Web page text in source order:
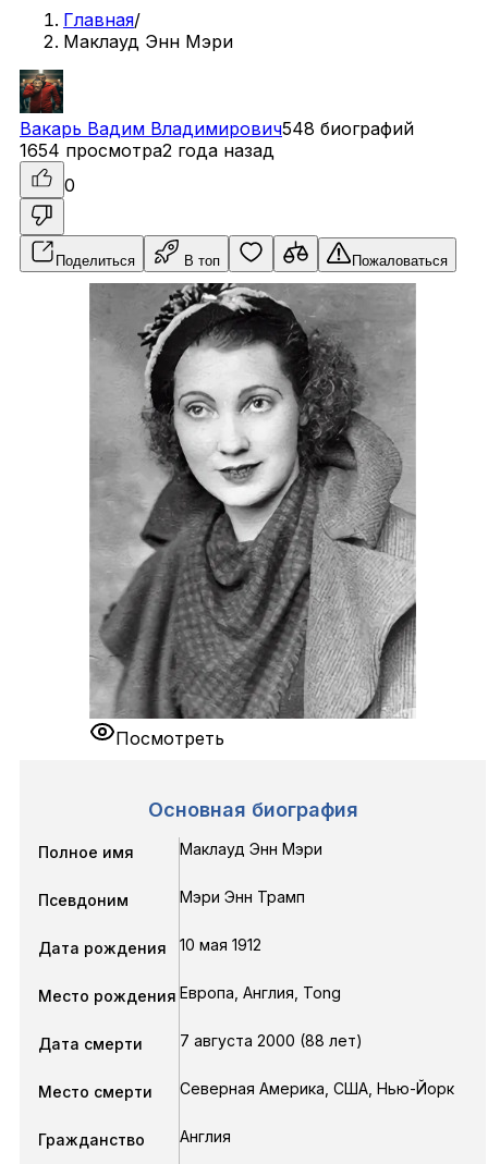
Главная/
Маклауд Энн Мэри
Вакарь Вадим Владимирович548 биографий
1654 просмотра2 года назад
0
Поделиться В топ Пожаловаться
Посмотреть
Основная биография
Полное имя Маклауд Энн Мэри
Псевдоним Мэри Энн Трамп
Дата рождения 10 мая 1912
Место рождения Европа, Англия, Tong
Дата смерти 7 августа 2000 (88 лет)
Место смерти Северная Америка, США, Нью-Йорк
Гражданство Англия